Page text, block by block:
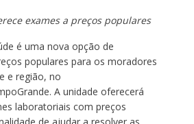
exames a preços populares
é uma nova opção de
populares para os moradores
e região, no
A unidade oferecerá
laboratoriais com preços